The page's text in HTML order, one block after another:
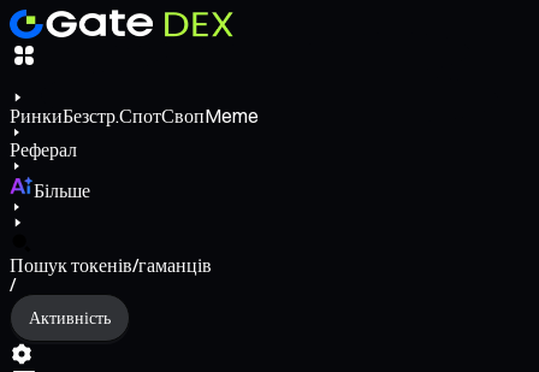
РинкиБезстр.СпотСвопMeme
Реферал
Більше
Пошук токенів/гаманців
/
Активність